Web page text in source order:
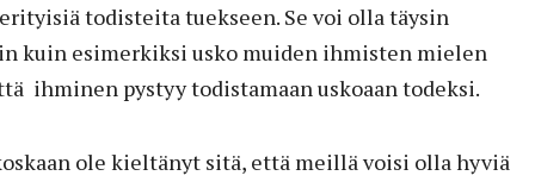
todisteita tuekseen. Se voi olla täysin
kuin esimerkiksi usko muiden ihmisten mielen
ihminen pystyy todistamaan uskoaan todeksi.
ole kieltänyt sitä, että meillä voisi olla hyviä